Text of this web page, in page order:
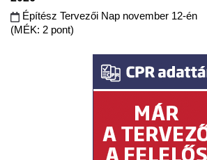
Építész Tervezői Nap november 12-én
(MÉK: 2 pont)